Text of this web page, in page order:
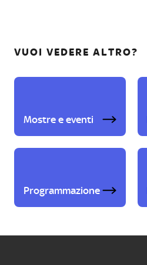
VUOI VEDERE ALTRO?
Mostre e eventi
Programmazione